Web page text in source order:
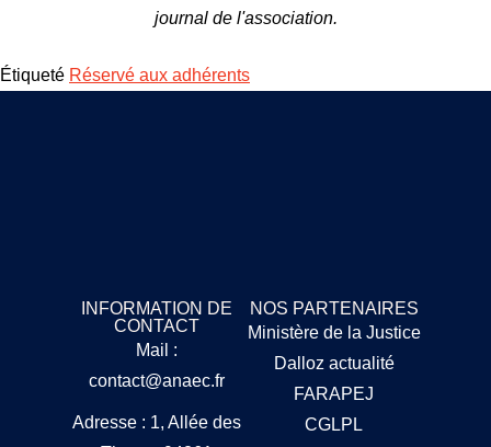
journal de l'association.
Étiqueté Réservé aux adhérents
INFORMATION DE
CONTACT
Mail :
contact@anaec.fr
Adresse : 1, Allée des
NOS PARTENAIRES
Ministère de la Justice
Dalloz actualité
FARAPEJ
CGLPL